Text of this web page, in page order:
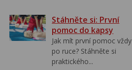
Stáhněte si: První
pomoc do kapsy
Jak mít první pomoc vždy
po ruce? Stáhněte si
praktického...